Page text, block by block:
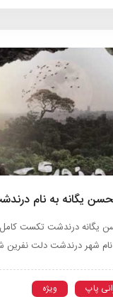
یگانه به نام
یگانه درندشت تکست
شهر درندشت دلت نفرین
پاپ
ویژه